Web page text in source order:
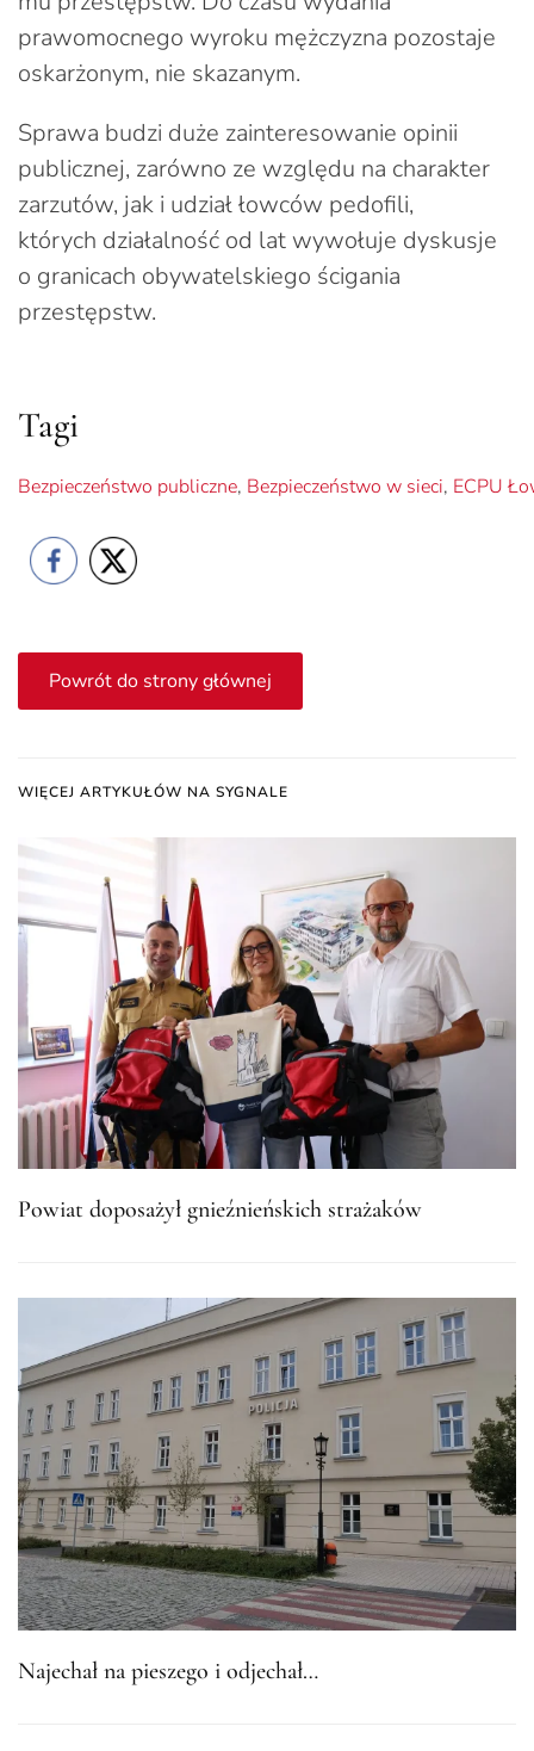
prawomocnego wyroku mężczyzna pozostaje
oskarżonym, nie skazanym.
Sprawa budzi duże zainteresowanie opinii
publicznej, zarówno ze względu na charakter
zarzutów, jak i udział łowców pedofili,
których działalność od lat wywołuje dyskusje
o granicach obywatelskiego ścigania
przestępstw.
Tagi
Bezpieczeństwo publiczne, Bezpieczeństwo w sieci, ECPU
Powrót do strony głównej
WIĘCEJ ARTYKUŁÓW NA SYGNALE
Powiat doposażył gnieźnieńskich strażaków
Najechał na pieszego i odjechał…